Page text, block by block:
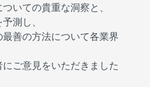
いての貴重な洞察と、
測し、
善の方法について各業界
ご意見をいただきました